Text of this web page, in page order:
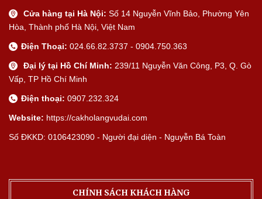
Cửa hàng tại Hà Nội: Số 14 Nguyễn Vĩnh Bảo, Phường Yên
Hòa, Thành phố Hà Nội, Việt Nam
Điện Thoại: 024.66.82.3737 - 0904.750.363
Đại lý tại Hồ Chí Minh: 239/11 Nguyễn Văn Công, P3, Q. Gò
Vấp, TP Hồ Chí Minh
Điện thoại: 0907.232.324
Website: https://cakholangvudai.com
Số ĐKKD: 0106423090 - Người đại diện - Nguyễn Bá Toàn
CHÍNH SÁCH KHÁCH HÀNG